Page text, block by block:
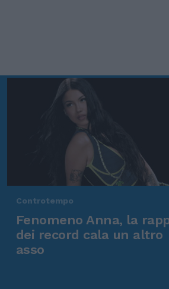
Controtempo
Fenomeno Anna, la
dei record cala un altro
asso